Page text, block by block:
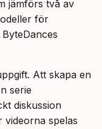
jämförs två av
för
Att skapa en
serie
diskussion
videorna spelas